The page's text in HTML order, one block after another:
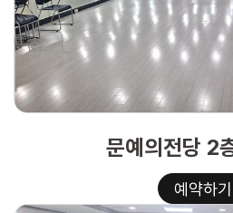
문예의전당 2
예약하기